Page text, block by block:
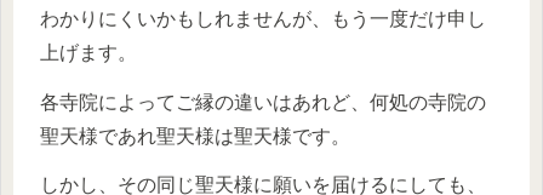
わかりにくいかもしれませんが、もう一度だけ申し
上げます。
各寺院によってご縁の違いはあれど、何処の寺院の
聖天様であれ聖天様は聖天様です。
しかし、その同じ聖天様に願いを届けるにしても、